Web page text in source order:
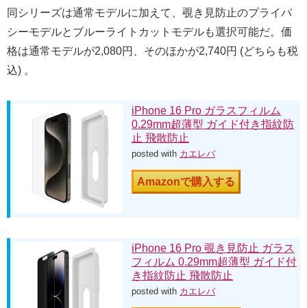
同シリーズは通常モデルに加えて、覗き見防止のプライバ
シーモデルとブルーライトカットモデルも選択可能だ。価
格は通常モデルが2,080円、そのほかが2,740円 (どちらも税
込) 。
iPhone 16 Pro ガラスフィルム
0.29mm超薄型 ガイド付き指紋防
止 飛散防止
posted with カエレバ
Amazonで購入する
iPhone 16 Pro 覗き見防止 ガラス
フィルム 0.29mm超薄型 ガイド付
き指紋防止 飛散防止
posted with カエレバ